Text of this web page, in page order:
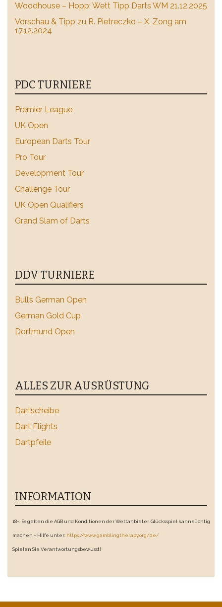
Woodhouse – Hopp: Wett Tipp Darts WM 21.12.2025
Vorschau & Tipp zu R. Pietreczko – X. Zong am
17.12.2024
PDC TURNIERE
Premier League
UK Open
European Darts Tour
Pro Tour
Development Tour
Challenge Tour
UK Open Qualifiers
Grand Slam of Darts
DDV TURNIERE
Bull’s German Open
German Gold Cup
Dortmund Open
ALLES ZUR AUSRÜSTUNG
Dartscheibe
Dart Flights
Dartpfeile
INFORMATION
18+. Es gelten die AGB und Konditionen der Wettanbieter. Glücksspiel kann süchtig
machen – Hilfe unter: https://www.gamblingtherapy.org/de/
Spielen Sie Verantwortungsbewusst!